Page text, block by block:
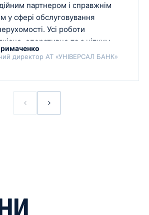
партнером і справжнім
у сфері обслуговування
Усі роботи
оперативно та з чітким
термінів.
директор АТ «УНІВЕРСАЛ БАНК»